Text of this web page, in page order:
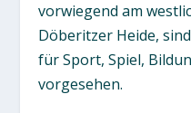
vorwiegend am
Döberitzer Heide,
für Sport, Spiel,
vorgesehen.